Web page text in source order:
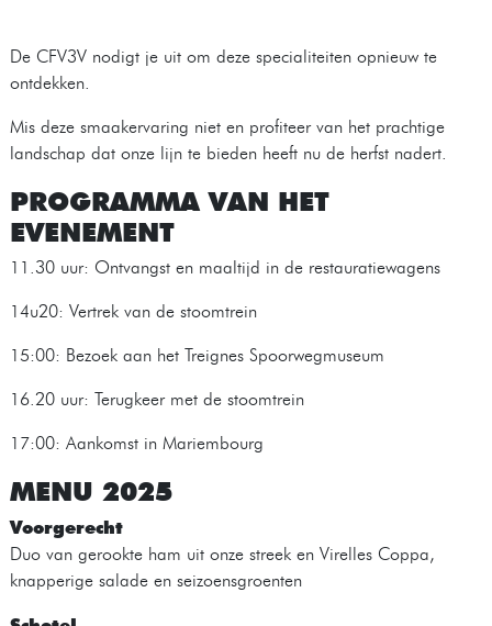
De CFV3V nodigt je uit om deze specialiteiten opnieuw te
ontdekken.
Mis deze smaakervaring niet en profiteer van het prachtige
landschap dat onze lijn te bieden heeft nu de herfst nadert.
PROGRAMMA VAN HET
EVENEMENT
11.30 uur: Ontvangst en maaltijd in de restauratiewagens
14u20: Vertrek van de stoomtrein
15:00: Bezoek aan het Treignes Spoorwegmuseum
16.20 uur: Terugkeer met de stoomtrein
17:00: Aankomst in Mariembourg
MENU 2025
Voorgerecht
Duo van gerookte ham uit onze streek en Virelles Coppa,
knapperige salade en seizoensgroenten